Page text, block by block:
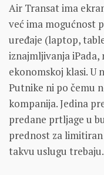
Air Transat ima
već ima mogućnost
uređaje (laptop,
iznajmljivanja iPada,
ekonomskoj klasi. U
Putnike ni po čemu
kompanija. Jedina
predane prtljage u
prednost za
takvu uslugu trebaju.